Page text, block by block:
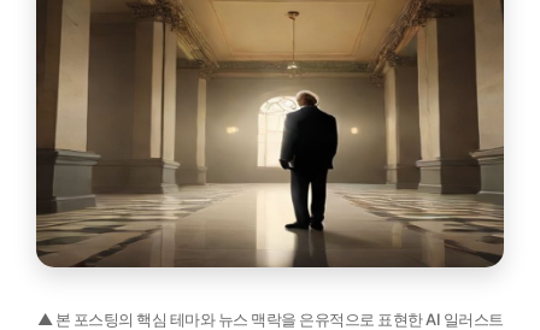
▲ 본 포스팅의 핵심 테마와 뉴스 맥락을 은유적으로 표현한 AI 일러스트